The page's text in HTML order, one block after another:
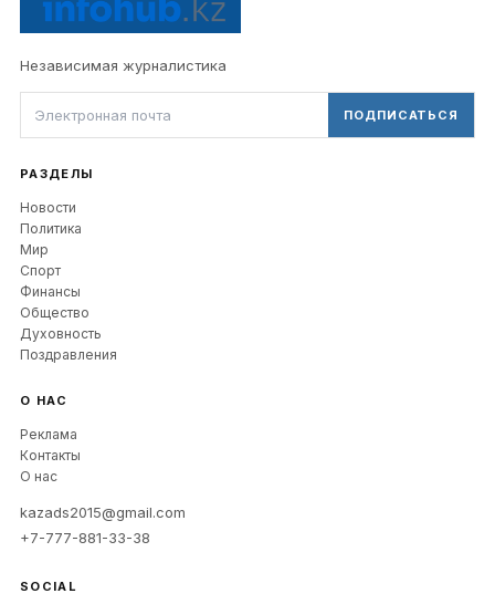
Независимая журналистика
ПОДПИСАТЬСЯ
РАЗДЕЛЫ
Новости
Политика
Мир
Спорт
Финансы
Общество
Духовность
Поздравления
О НАС
Реклама
Контакты
О нас
kazads2015@gmail.com
+7-777-881-33-38
SOCIAL